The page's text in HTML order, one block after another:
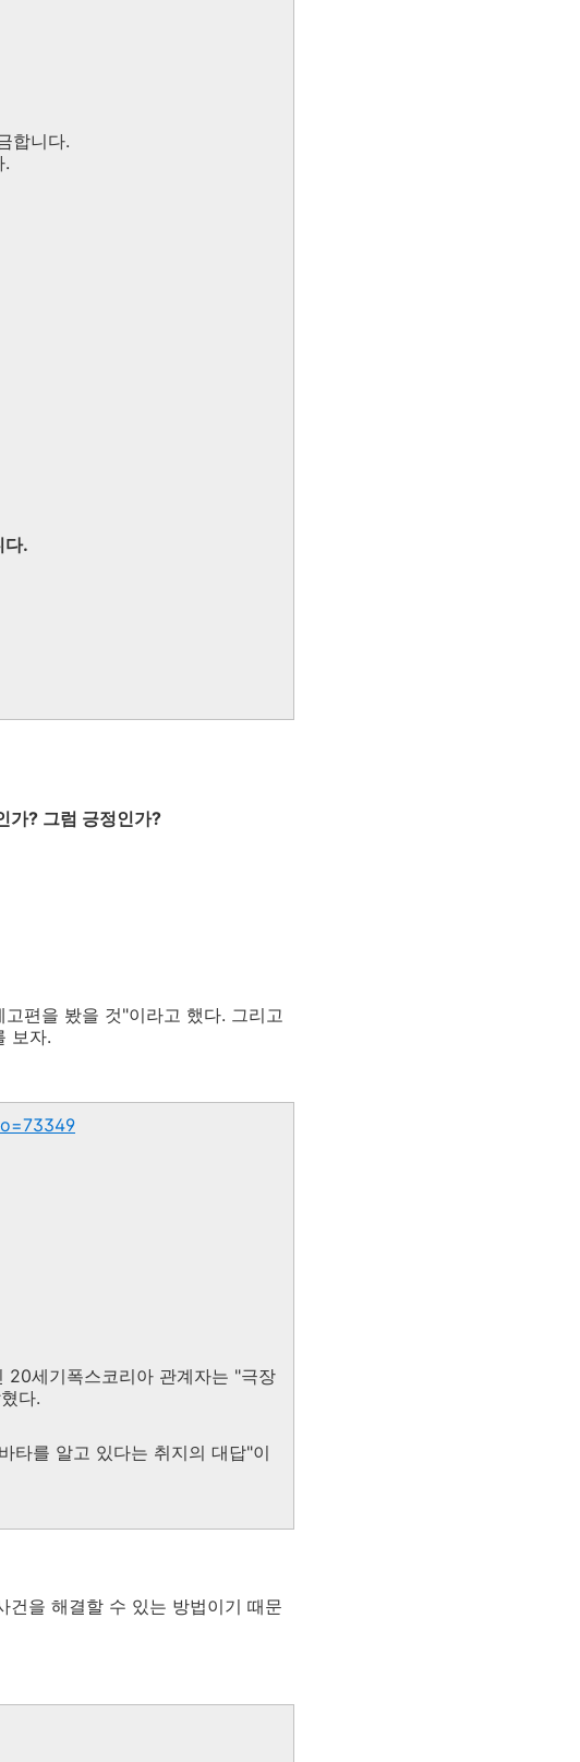
합니다.
.
다.
가? 그럼 긍정인가?
편을 봤을 것"이라고 했다. 그리고
보자.
20세기폭스코리아 관계자는 "극장
다.
타를 알고 있다는 취지의 대답"이
건을 해결할 수 있는 방법이기 때문